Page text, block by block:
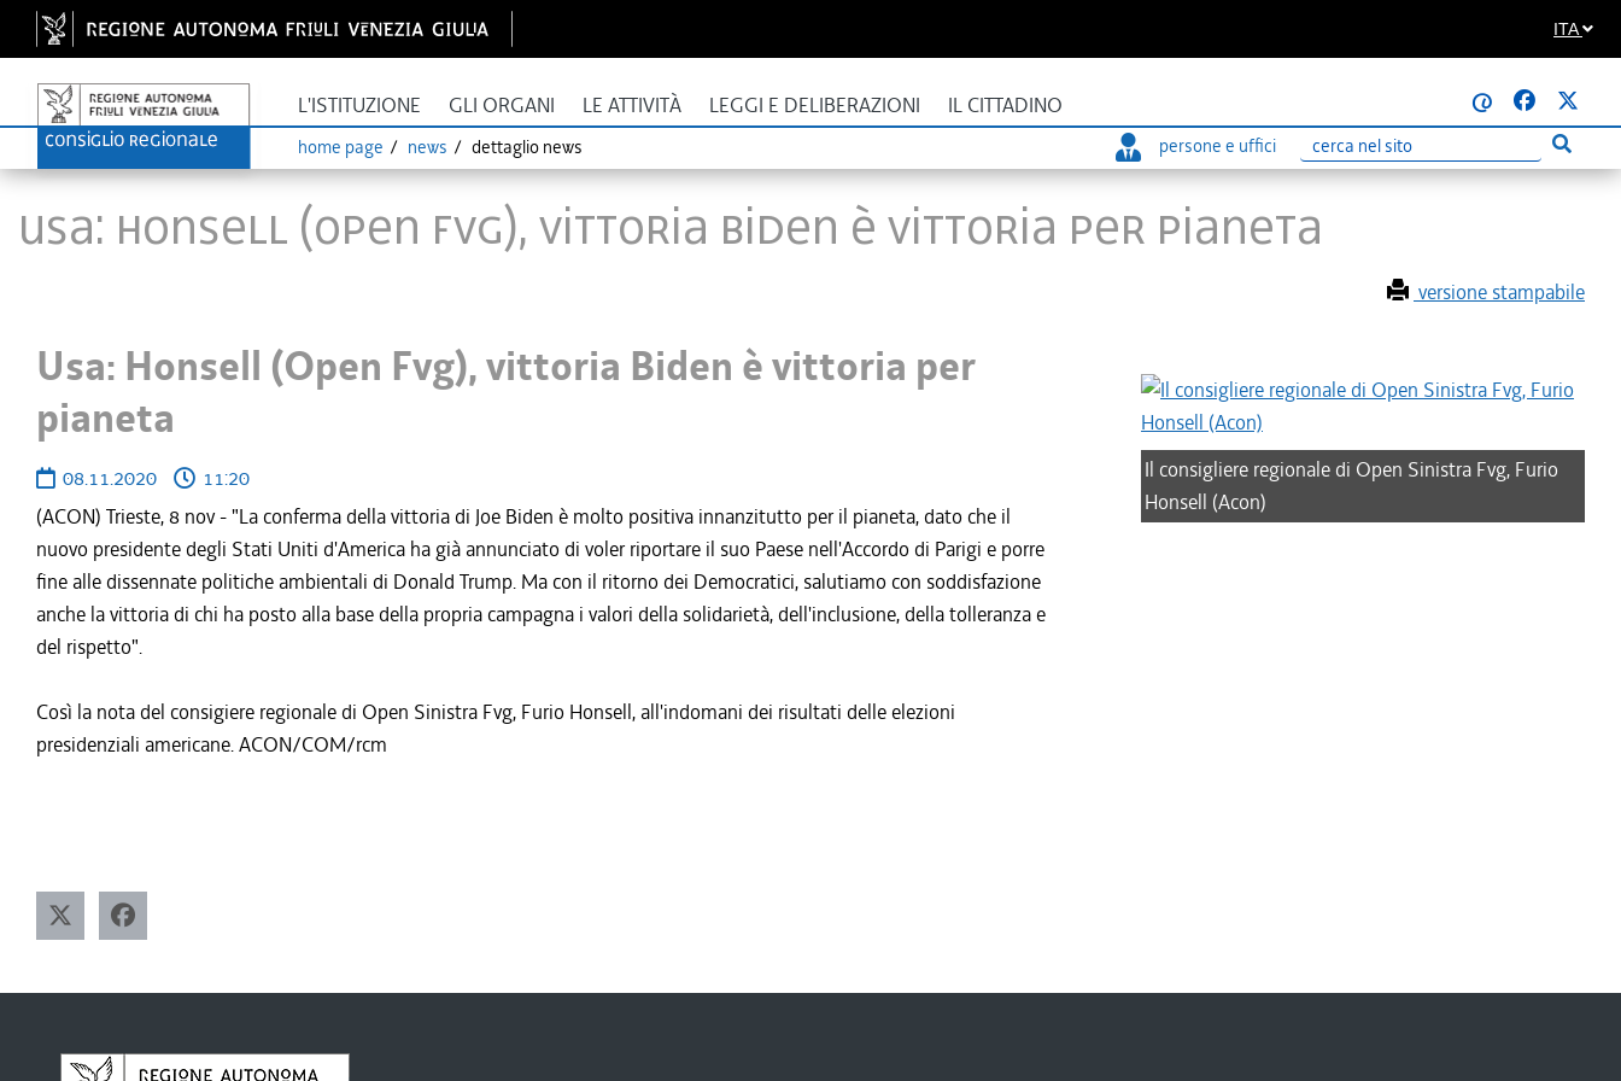
ITA
L'ISTITUZIONE GLI ORGANI LE ATTIVITÀ LEGGI E DELIBERAZIONI IL CITTADINO @
home page news dettaglio news persone e uffici
Ricerca Esegui
Usa: Honsell (Open Fvg), vittoria Biden è vittoria per pianeta
versione stampabile
Usa: Honsell (Open Fvg), vittoria Biden è vittoria per
pianeta
08.11.2020
11:20
(ACON) Trieste, 8 nov - "La conferma della vittoria di Joe Biden è molto positiva innanzitutto per il pianeta, dato che il
nuovo presidente degli Stati Uniti d'America ha già annunciato di voler riportare il suo Paese nell'Accordo di Parigi e porre
fine alle dissennate politiche ambientali di Donald Trump. Ma con il ritorno dei Democratici, salutiamo con soddisfazione
anche la vittoria di chi ha posto alla base della propria campagna i valori della solidarietà, dell'inclusione, della tolleranza e
del rispetto".
Così la nota del consigiere regionale di Open Sinistra Fvg, Furio Honsell, all'indomani dei risultati delle elezioni
presidenziali americane. ACON/COM/rcm
Il consigliere regionale di Open Sinistra Fvg, Furio
Honsell (Acon)